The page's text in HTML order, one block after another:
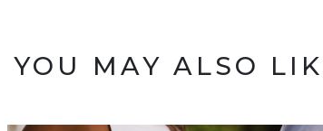
YOU MAY ALSO